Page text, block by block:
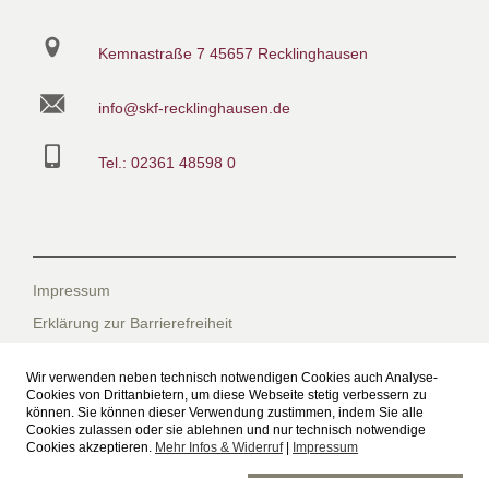
Wir verwenden neben technisch notwendigen Cookies auch Analyse-
Cookies von Drittanbietern, um diese Webseite stetig verbessern zu
können. Sie können dieser Verwendung zustimmen, indem Sie alle
Cookies zulassen oder sie ablehnen und nur technisch notwendige
Cookies akzeptieren. Mehr Infos & Widerruf| Impressum
Kemnastraße 7 45657 Recklinghausen
info@skf-recklinghausen.de
Tel.: 02361 48598 0
Impressum
Erklärung zur Barrierefreiheit
Datenschutzerklärung für die Facebook-Seite
Suche
Sitemap